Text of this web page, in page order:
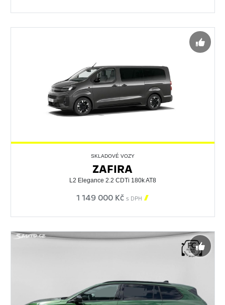
SKLADOVÉ VOZY
ZAFIRA
L2 Elegance 2.2 CDTi 180k AT8
1 149 000 Kč s DPH 